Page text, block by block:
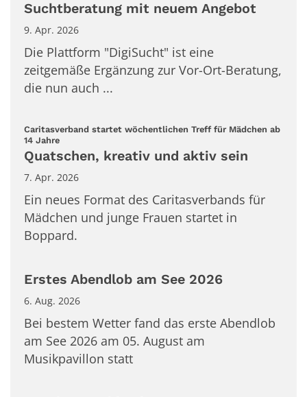
Suchtberatung mit neuem Angebot
9. Apr. 2026
Die Plattform "DigiSucht" ist eine
zeitgemäße Ergänzung zur Vor-Ort-Beratung,
die nun auch ...
Caritasverband startet wöchentlichen Treff für Mädchen ab
14 Jahre:
Quatschen, kreativ und aktiv sein
7. Apr. 2026
Ein neues Format des Caritasverbands für
Mädchen und junge Frauen startet in
Boppard.
Erstes Abendlob am See 2026
6. Aug. 2026
Bei bestem Wetter fand das erste Abendlob
am See 2026 am 05. August am
Musikpavillon statt